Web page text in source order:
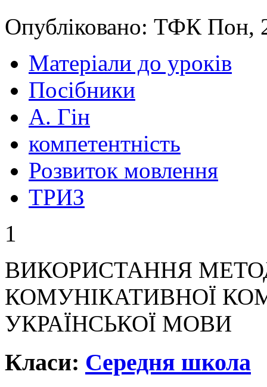
Опубліковано: ТФК Пон,
Матеріали до уроків
Посібники
А. Гін
компетентність
Розвиток мовлення
ТРИЗ
1
ВИКОРИСТАННЯ
КОМУНІКАТИВНОЇ
УКРАЇНСЬКОЇ МОВИ
Класи: Середня школа